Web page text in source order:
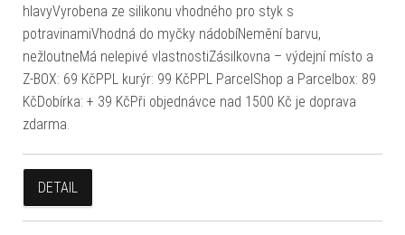
hlavyVyrobena ze silikonu vhodného pro styk s
potravinamiVhodná do myčky nádobíNemění barvu,
nežloutneMá nelepivé vlastnostiZásilkovna – výdejní místo a
Z-BOX: 69 KčPPL kurýr: 99 KčPPL ParcelShop a Parcelbox: 89
KčDobírka: + 39 KčPři objednávce nad 1500 Kč je doprava
zdarma.
DETAIL